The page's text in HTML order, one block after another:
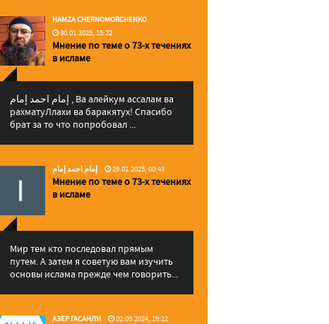
HAMZA CHERNOMORCHENKO
30.01.2025, 15:22
Мнение по теме о 73-х течениях
в исламе
إمام احمد إمام , Ва алейкум ассалам ва
рахматуЛлахи ва баракятух! Спасибо
брат за то что попробовал ...
إمام احمد إمام 29.01.2025, 00:43
Мнение по теме о 73-х течениях
в исламе
Мир тем кто последовал прямым
путем. А затем я советую вам изучить
основы ислама прежде чем говорить...
АЗЕР ГАСАНЛИ 02.09.2024, 19:12